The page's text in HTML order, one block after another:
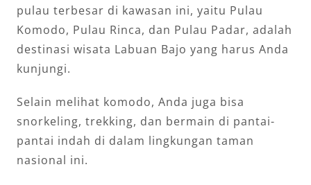
pulau terbesar di kawasan ini, yaitu Pulau
Komodo, Pulau Rinca, dan Pulau Padar, adalah
destinasi wisata Labuan Bajo yang harus Anda
kunjungi.
Selain melihat komodo, Anda juga bisa
snorkeling, trekking, dan bermain di pantai-
pantai indah di dalam lingkungan taman
nasional ini.